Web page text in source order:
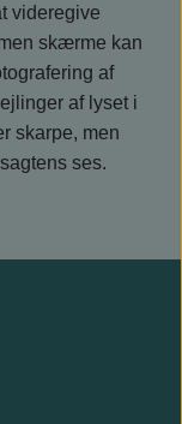
videregive
skærme kan
af
af lyset i
skarpe, men
ses.